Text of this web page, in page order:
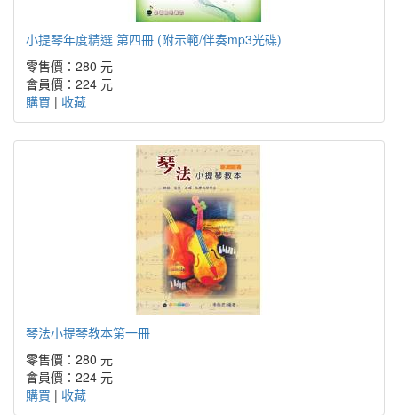
小提琴年度精選 第四冊 (附示範/伴奏mp3光碟)
零售價：280 元
會員價：224 元
購買 | 收藏
琴法小提琴教本第一冊
零售價：280 元
會員價：224 元
購買 | 收藏